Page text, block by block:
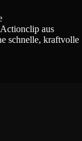
aus
schnelle, kraftvolle